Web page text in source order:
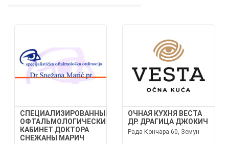
СПЕЦИАЛИЗИРОВАННЫЙ
ОФТАЛЬМОЛОГИЧЕСКИЙ
КАБИНЕТ ДОКТОРА
СНЕЖАНЫ МАРИЧ
ОЧНАЯ КУХНЯ ВЕСТА
ДР. ДРАГИЦА ДЖОКИЧ
Рада Кончара 60, Земун